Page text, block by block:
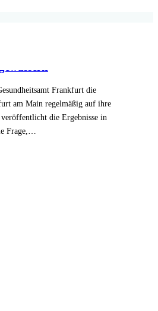
Frankfurt die
am Main regelmäßig auf ihre
die Ergebnisse in
Frage,…